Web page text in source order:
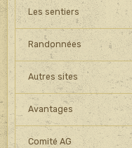
Les sentiers
Randonnées
Autres sites
Avantages
Comité AG